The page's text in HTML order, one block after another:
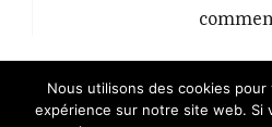
Nous utilisons des cookies pour
expérience sur notre site web. Si